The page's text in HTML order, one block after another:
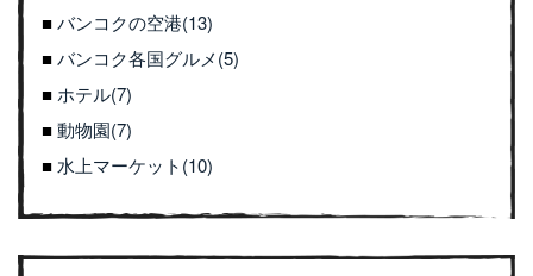
バンコクの空港(13)
バンコク各国グルメ(5)
ホテル(7)
動物園(7)
水上マーケット(10)